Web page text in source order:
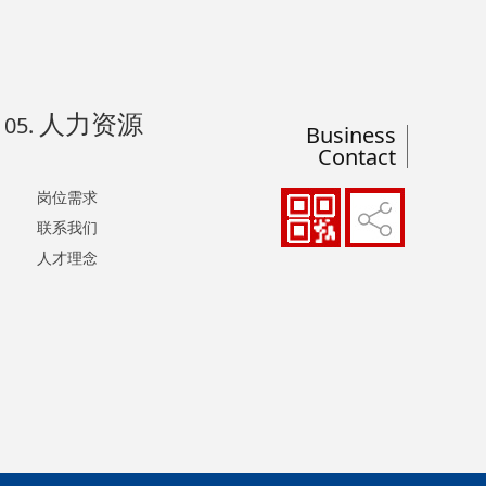
05. 人力资源
岗位需求
联系我们
人才理念
Business
Contact